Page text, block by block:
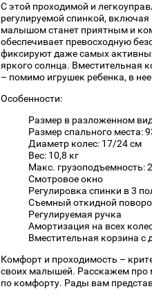
С этой проходимой и
регулируемой спинкой,
малышом станет приятным и
обеспечивает превосходную
фиксируют даже самых
яркого солнца. Вместительная
– помимо игрушек ребенка, в
Особенности:
Размер в разложенном
Размер спального места:
Диаметр колес: 17/24 см
Вес: 10,8 кг
Макс. грузоподъемность:
Смотровое окно
Регулировка спинки в 3
Съемный откидной
Регулируемая ручка
Амортизация на всех
Вместительная корзина с
Комфорт и проходимость –
своих малышей. Расскажем про
по комфорту. Рады вам